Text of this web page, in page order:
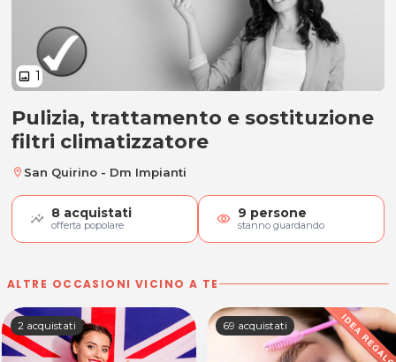
image 1
Pulizia, trattamento e
Pulizia, trattamento e sostituzione
filtri climatizzatore
location_on San Quirino - Dm Impianti
8 acquistati
offerta popolare visibility 9 persone
stanno guardando
ALTRE OCCASIONI VICINO A TE
2 acquistati 69 acquistati